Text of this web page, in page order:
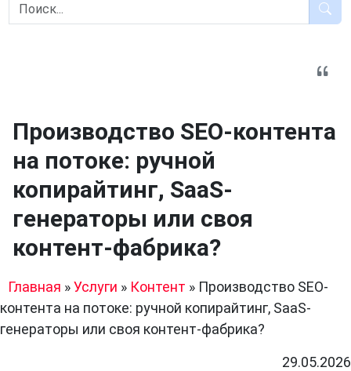
Производство SEO-контента
на потоке: ручной
копирайтинг, SaaS-
генераторы или своя
контент-фабрика?
Главная »Услуги » Контент » Производство SEO-
контента на потоке: ручной копирайтинг, SaaS-
генераторы или своя контент-фабрика?
29.05.2026